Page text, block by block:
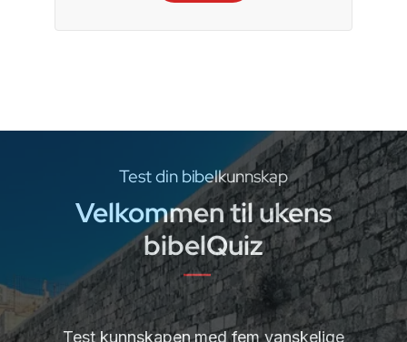
Test din bibelkunnskap
Velkommen til ukens
bibelQuiz
Test kunnskapen med fem vanskelige